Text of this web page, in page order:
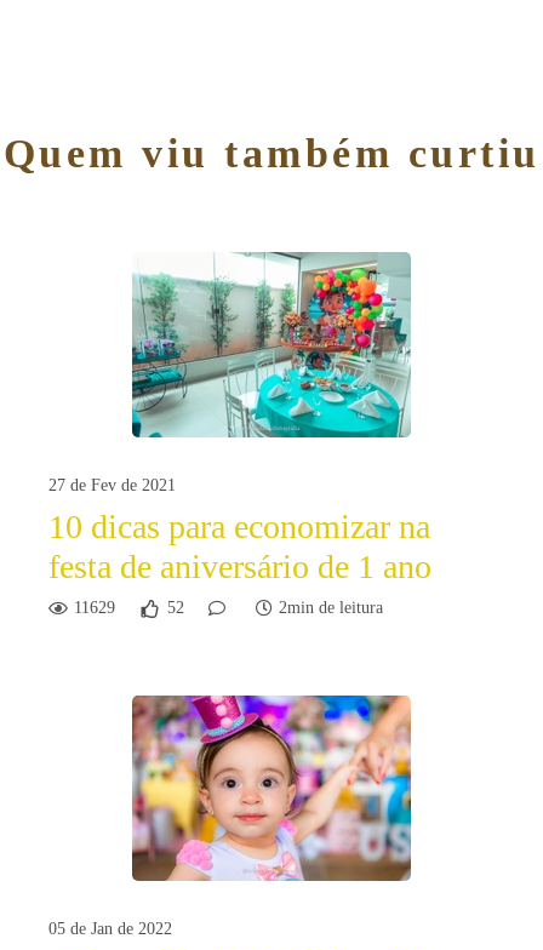
Quem viu também curtiu
27 de Fev de 2021
10 dicas para economizar na
festa de aniversário de 1 ano
11629 52 2min de leitura
05 de Jan de 2022